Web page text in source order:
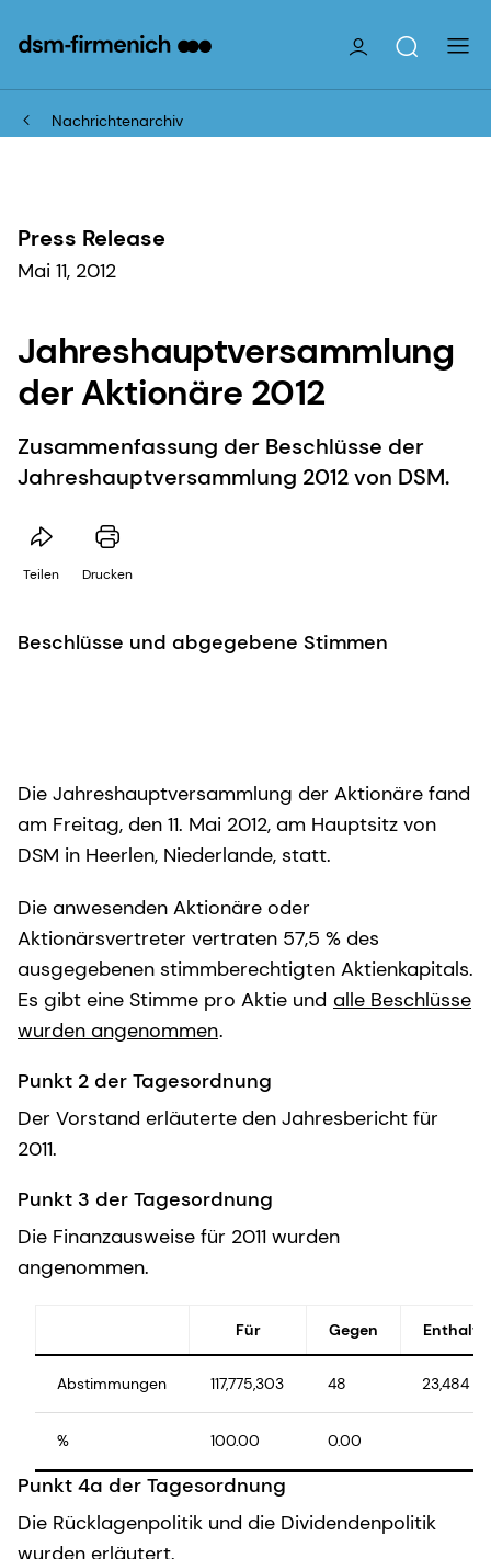
Nachrichtenarchiv
Press Release
Mai 11, 2012
Jahreshauptversammlung
der Aktionäre 2012
Zusammenfassung der Beschlüsse der
Jahreshauptversammlung 2012 von DSM.
Teilen Drucken
Beschlüsse und abgegebene Stimmen
Die Jahreshauptversammlung der Aktionäre fand
am Freitag, den 11. Mai 2012, am Hauptsitz von
DSM in Heerlen, Niederlande, statt.
Die anwesenden Aktionäre oder
Aktionärsvertreter vertraten 57,5 % des
ausgegebenen stimmberechtigten Aktienkapitals.
Es gibt eine Stimme pro Aktie und alle Beschlüsse
wurden angenommen.
Punkt 2 der Tagesordnung
Der Vorstand erläuterte den Jahresbericht für
2011.
Punkt 3 der Tagesordnung
Die Finanzausweise für 2011 wurden
angenommen.
Für Gegen
Abstimmungen 117,775,303 48 23,484
% 100.00 0.00
Punkt 4a der Tagesordnung
Die Rücklagenpolitik und die Dividendenpolitik
wurden erläutert.